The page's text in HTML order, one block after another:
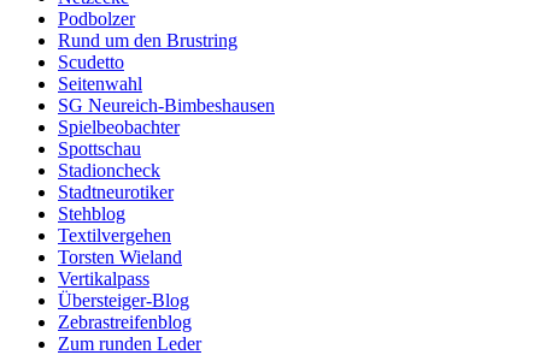
Podbolzer
Rund um den Brustring
Scudetto
Seitenwahl
SG Neureich-Bimbeshausen
Spielbeobachter
Spottschau
Stadioncheck
Stadtneurotiker
Stehblog
Textilvergehen
Torsten Wieland
Vertikalpass
Übersteiger-Blog
Zebrastreifenblog
Zum runden Leder